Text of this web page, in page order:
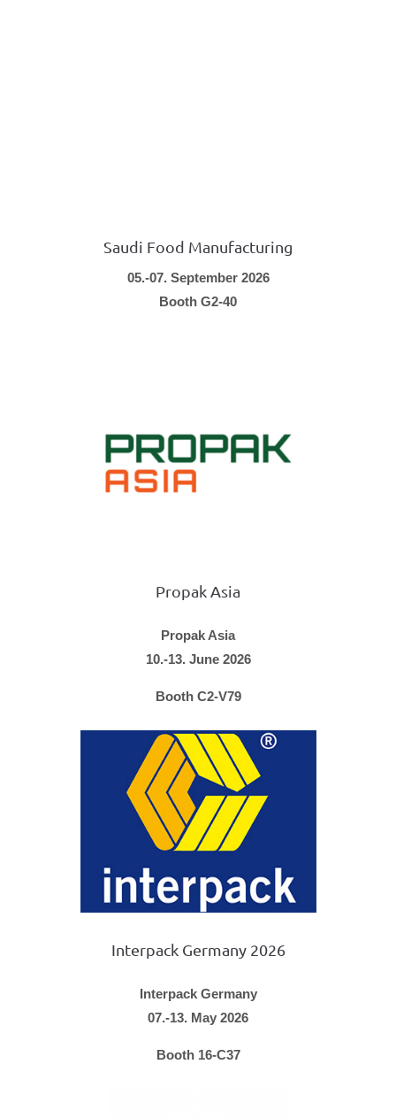
Saudi Food Manufacturing
05.-07. September 2026
Booth G2-40
Propak Asia
Propak Asia
10.-13. June 2026
Booth C2-V79
Interpack Germany 2026
Interpack Germany
07.-13. May 2026
Booth 16-C37